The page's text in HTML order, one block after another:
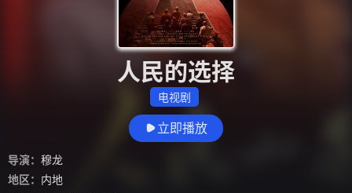
人民的选择
电视剧
立即播放
导演： 穆龙
地区： 内地